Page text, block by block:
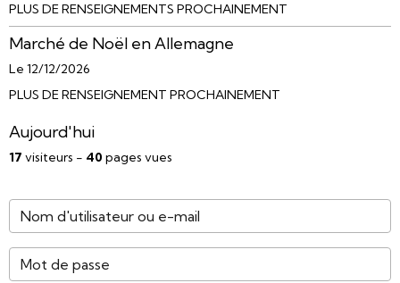
PLUS DE RENSEIGNEMENTS PROCHAINEMENT
Marché de Noël en Allemagne
Le 12/12/2026
PLUS DE RENSEIGNEMENT PROCHAINEMENT
Aujourd'hui
17 visiteurs - 40 pages vues